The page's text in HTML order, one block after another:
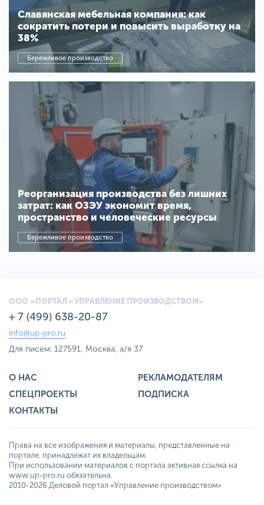
Славянская мебельная компания: как
сократить потери и повысить выработку на
38%
Бережливое производство
Реорганизация производства без лишних
затрат: как ОЗЭУ экономит время,
пространство и человеческие ресурсы
Бережливое производство
ООО «ПОРТАЛ «УПРАВЛЕНИЕ ПРОИЗВОДСТВОМ»
+ 7 (499) 638-20-87
info@up-pro.ru
Для писем: 127591, Москва, а/я 37
О НАС
РЕКЛАМОДАТЕЛЯМ
СПЕЦПРОЕКТЫ
ПОДПИСКА
КОНТАКТЫ
Права на все изображения и материалы, представленные на
портале, принадлежат их владельцам.
При использовании материалов с портала активная ссылка на
www.up-pro.ru обязательна.
2010-2026 Деловой портал «Управление производством»